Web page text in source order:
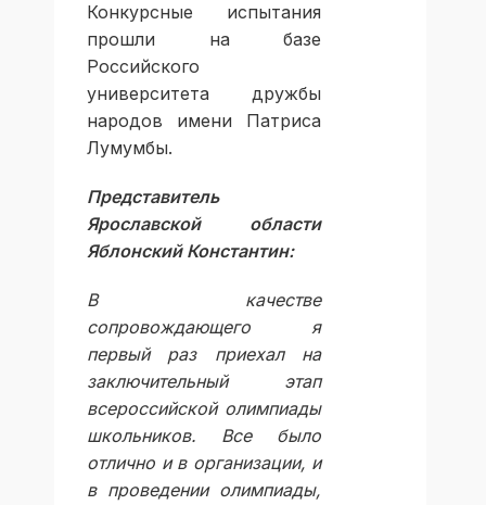
Конкурсные испытания
прошли на базе
Российского
университета дружбы
народов имени Патриса
Лумумбы.
Представитель
Ярославской области
Яблонский Константин:
В качестве
сопровождающего я
первый раз приехал на
заключительный этап
всероссийской олимпиады
школьников. Все было
отлично и в организации, и
в проведении олимпиады,